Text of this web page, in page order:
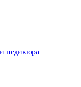
педикюра